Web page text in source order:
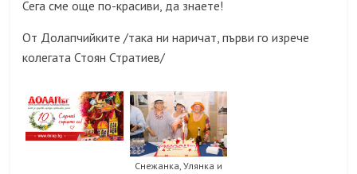
Сега сме още по-красиви, да знаете!
От Долапчийките /така ни наричат, първи го изрече
колегата Стоян Стратиев/
Снежанка, Улянка и